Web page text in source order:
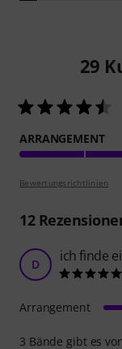
29
ARRANGEMENT
Bewertungsrichtlinien
12
D ich finde
3 Bände gibt es
Arrangement